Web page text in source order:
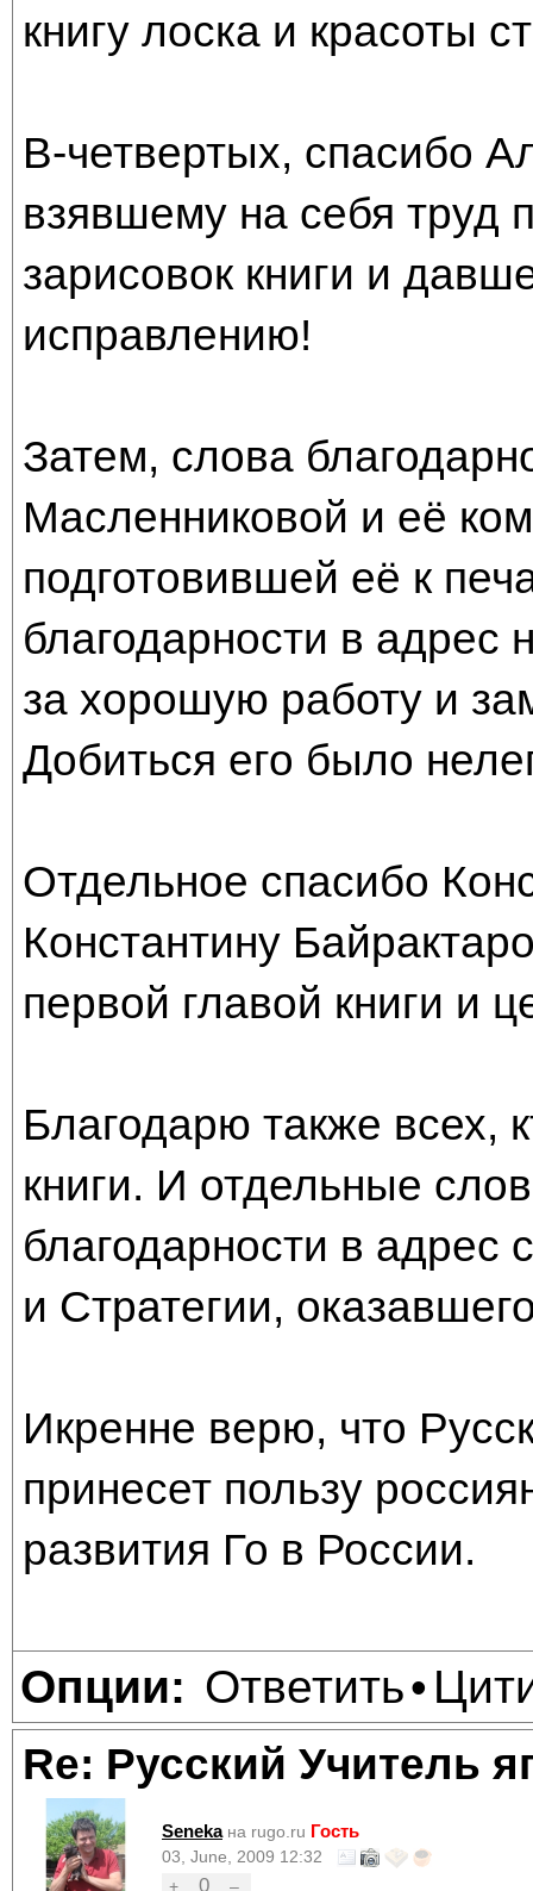
книгу лоска и красоты
В-четвертых, спасибо
взявшему на себя труд
зарисовок книги и
исправлению!
Затем, слова
Масленниковой и её
подготовившей её к
благодарности в адрес
за хорошую работу и
Добиться его было
Отдельное спасибо
Константину
первой главой книги и
Благодарю также всех,
книги. И отдельные
благодарности в
и Стратегии,
Икренне верю, что
принесет пользу
развития Го в России.
Опции: Ответить•
Re: Русский Учитель
Seneka на rugo.ru Гость
03, June, 2009 12:32
+
0 –